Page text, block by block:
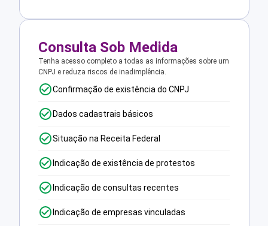
Consulta Sob Medida
Tenha acesso completo a todas as informações sobre um
CNPJ e reduza riscos de inadimplência.
Confirmação de existência do CNPJ
Dados cadastrais básicos
Situação na Receita Federal
Indicação de existência de protestos
Indicação de consultas recentes
Indicação de empresas vinculadas